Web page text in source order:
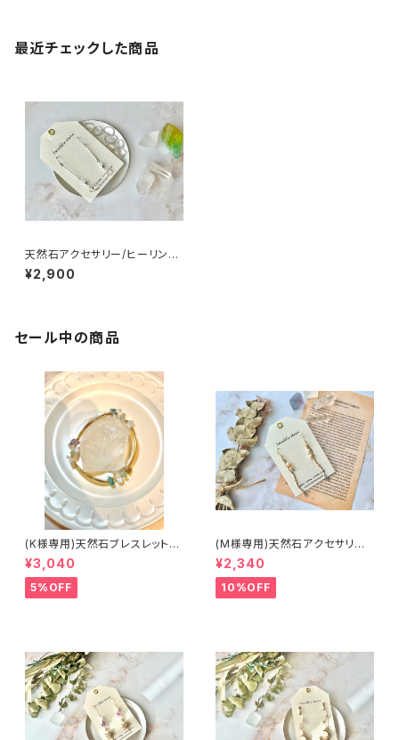
最近チェックした商品
天然石アクセサリー/ヒーリング
入/ピアス
¥2,900
セール中の商品
(K様専用)天然石ブレスレット/
アクセサリー
¥3,040
5%OFF
(M様専用)天然石アクセサリー/
ピアス/ヒーリング入
¥2,340
10%OFF